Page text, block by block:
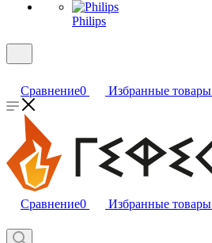
Philips
Сравнение0 Избранные товары
Сравнение0 Избранные товары